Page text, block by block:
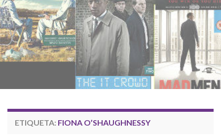
ETIQUETA: FIONA O’SHAUGHNESSY